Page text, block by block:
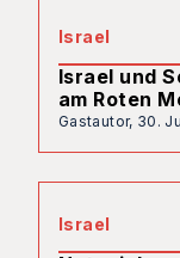
Israel
Israel und
am Roten
Gastautor, 30.
Israel